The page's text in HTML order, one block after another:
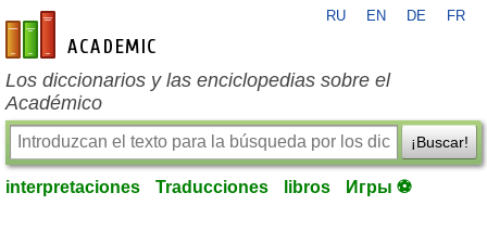
es-academic.com
RU EN DE FR
Los diccionarios y las enciclopedias sobre el
Académico
¡Buscar!
interpretaciones Traducciones libros Игры ⚽